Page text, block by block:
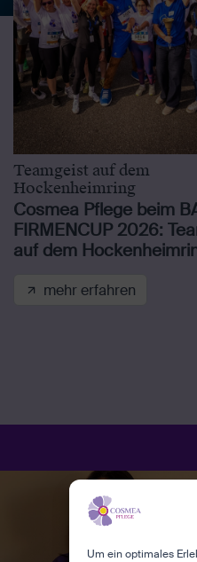
Um ein optimales
Teamgeist auf dem
Hockenheimring
Cosmea Pflege beim
FIRMENCUP 2026:
auf dem
mehr erfahren